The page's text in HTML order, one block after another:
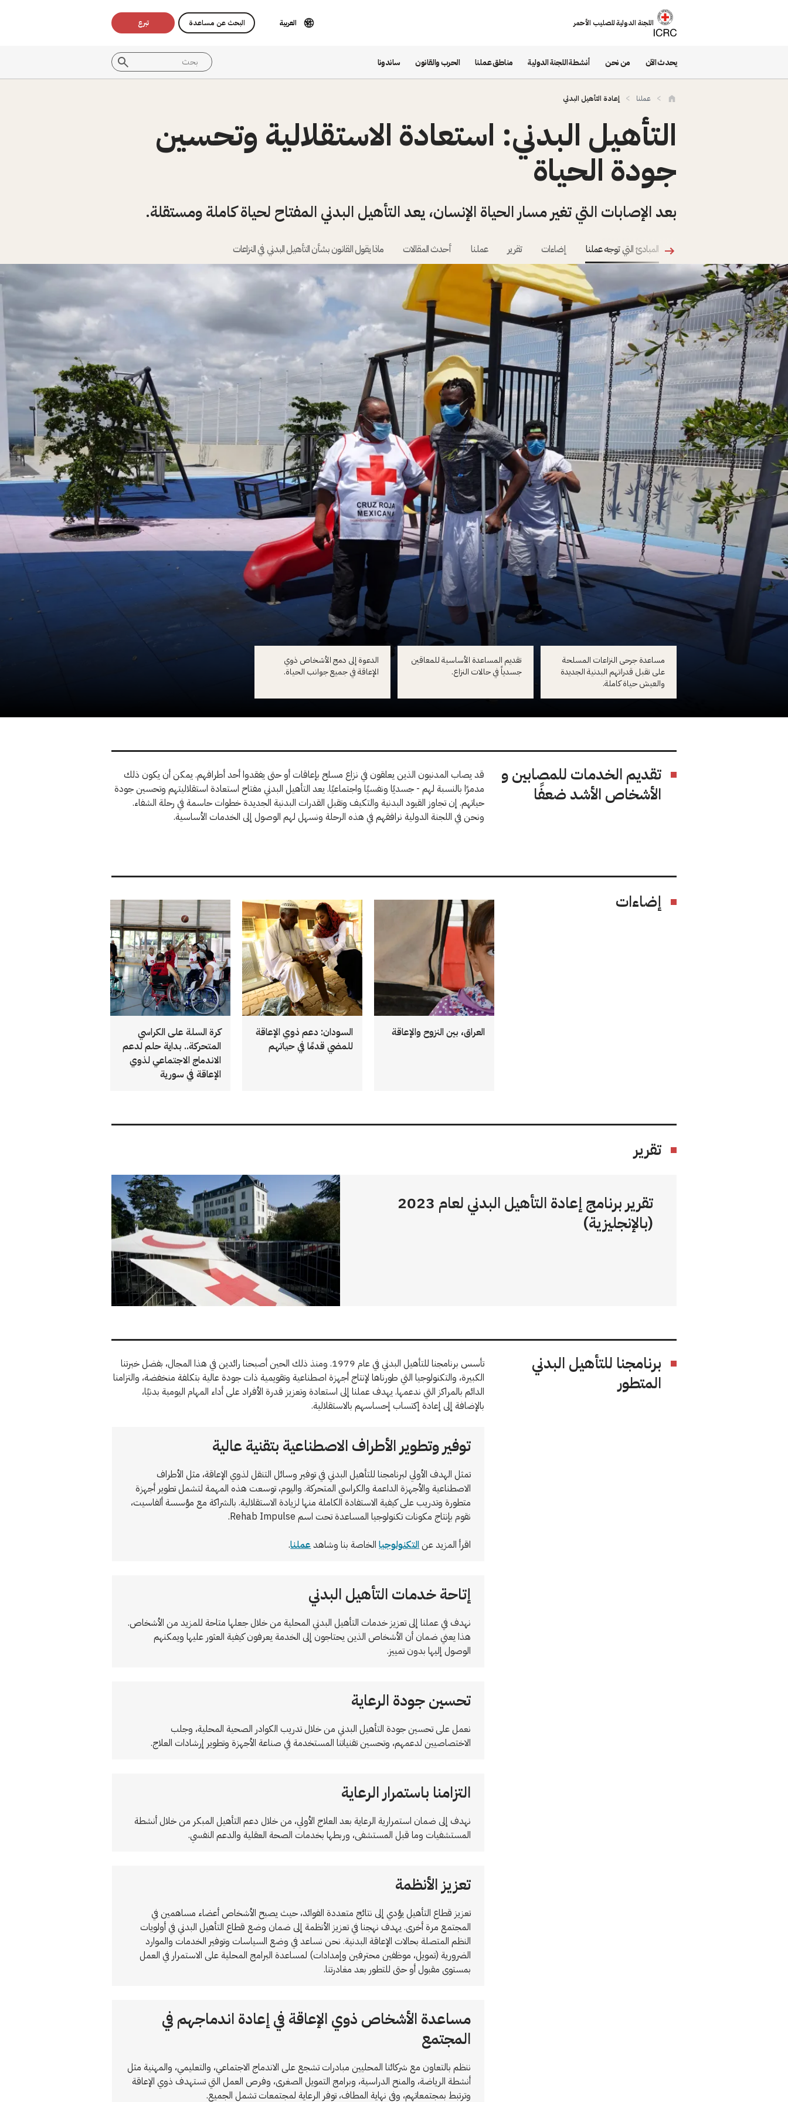
اللجنة الدولية للصليب الأحمر العربية البحث عن مساعدة تبرع
يحدث الآن من نحن أنشطة اللجنة الدولية مناطق عملنا الحرب والقانون ساندونا
عملنا إعادة التأهيل البدني
التأهيل البدني: استعادة الاستقلالية وتحسين
جودة الحياة
بعد الإصابات التي تغير مسار الحياة الإنسان، يعد التأهيل البدني المفتاح لحياة كاملة ومستقلة.
المبادئ التي توجه عملنا إضاءات تقرير عملنا أحدث المقالات ماذا يقول القانون بشأن التأهيل البدني في النزاعات
مساعدة جرحى النزاعات المسلحة
على تقبل قدراتهم البدنية الجديدة
والعيش حياة كاملة.
تقديم المساعدة الأساسية للمعاقين
جسدياً في حالات النزاع.
الدعوة إلى دمج الأشخاص ذوي
الإعاقة في جميع جوانب الحياة.
تقديم الخدمات للمصابين و
الأشخاص الأشد ضعفًا
قد يصاب المدنيون الذين يعلقون في نزاع مسلح بإعاقات أو حتى يفقدوا أحد أطرافهم. يمكن أن يكون ذلك
مدمرًا بالنسبة لهم - جسديًا ونفسيًا واجتماعيًا. يعد التأهيل البدني مفتاح استعادة استقلاليتهم وتحسين جودة
حياتهم. إن تجاوز القيود البدنية والتكيف وتقبل القدرات البدنية الجديدة خطوات حاسمة في رحلة الشفاء.
ونحن في اللجنة الدولية نرافقهم في هذه الرحلة ونسهل لهم الوصول إلى الخدمات الأساسية.
إضاءات
العراق، بين النزوح والإعاقة
السودان: دعم ذوي الإعاقة
للمضي قدمًا في حياتهم
كرة السلة على الكراسي
المتحركة.. بداية حلم لدعم
الاندماج الاجتماعي لذوي
الإعاقة في سورية
تقرير
تقرير برنامج إعادة التأهيل البدني لعام 2023
(بالإنجليزية)
برنامجنا للتأهيل البدني
المتطور
تأسس برنامجنا للتأهيل البدني في عام 1979. ومنذ ذلك الحين أصبحنا رائدين في هذا المجال، بفضل خبرتنا
الكبيرة، والتكنولوجيا التي طورناها لإنتاج أجهزة اصطناعية وتقويمية ذات جودة عالية بتكلفة منخفضة، والتزامنا
الدائم بالمراكز التي ندعمها. يهدف عملنا إلى استعادة وتعزيز قدرة الأفراد على أداء المهام اليومية بدنيًا،
بالإضافة إلى إعادة إكتساب إحساسهم بالاستقلالية.
توفير وتطوير الأطراف الاصطناعية بتقنية عالية
تمثل الهدف الأولي لبرنامجنا للتأهيل البدني في توفير وسائل التنقل لذوي الإعاقة، مثل الأطراف
الاصطناعية والأجهزة الداعمة والكراسي المتحركة. واليوم، توسعت هذه المهمة لتشمل تطوير أجهزة
متطورة وتدريب على كيفية الاستفادة الكاملة منها لزيادة الاستقلالية. بالشراكة مع مؤسسة ألفاسيت،
نقوم بإنتاج مكونات تكنولوجيا المساعدة تحت اسم Rehab Impulse.
اقرأ المزيد عنالتكنولوجياالخاصة بنا وشاهدعملنا.
إتاحة خدمات التأهيل البدني
نهدف في عملنا إلى تعزيز خدمات التأهيل البدني المحلية من خلال جعلها متاحة للمزيد من الأشخاص.
هذا يعني ضمان أن الأشخاص الذين يحتاجون إلى الخدمة يعرفون كيفية العثور عليها ويمكنهم
الوصول إليها بدون تمييز.
تحسين جودة الرعاية
نعمل على تحسين جودة التأهيل البدني من خلال تدريب الكوادر الصحية المحلية، وجلب
الاختصاصيين لدعمهم، وتحسين تقنياتنا المستخدمة في صناعة الأجهزة وتطوير إرشادات العلاج.
التزامنا باستمرار الرعاية
نهدف إلى ضمان استمرارية الرعاية بعد العلاج الأولي، من خلال دعم التأهيل المبكر من خلال أنشطة
المستشفيات وما قبل المستشفى، وربطها بخدمات الصحة العقلية والدعم النفسي.
تعزيز الأنظمة
تعزيز قطاع التأهيل يؤدي إلى نتائج متعددة الفوائد، حيث يصبح الأشخاص أعضاء مساهمين في
المجتمع مرة أخرى. يهدف نهجنا في تعزيز الأنظمة إلى ضمان وضع قطاع التأهيل البدني في أولويات
النظم المتصلة بحالات الإعاقة البدنية. نحن نساعد في وضع السياسات وتوفير الخدمات والموارد
الضرورية (تمويل، موظفين محترفين وإمدادات) لمساعدة البرامج المحلية على الاستمرار في العمل
بمستوى مقبول أو حتى للتطور بعد مغادرتنا.
مساعدة الأشخاص ذوي الإعاقة في إعادة اندماجهم في
المجتمع
ننظم بالتعاون مع شركائنا المحليين مبادرات تشجع على الاندماج الاجتماعي، والتعليمي، والمهنية مثل
أنشطة الرياضة، والمنح الدراسية، وبرامج التمويل الصغرى، وفرص العمل التي تستهدف ذوي الإعاقة
وترتبط بمجتمعاتهم، وفي نهاية المطاف، توفر الرعاية لمجتمعات تشمل الجميع.